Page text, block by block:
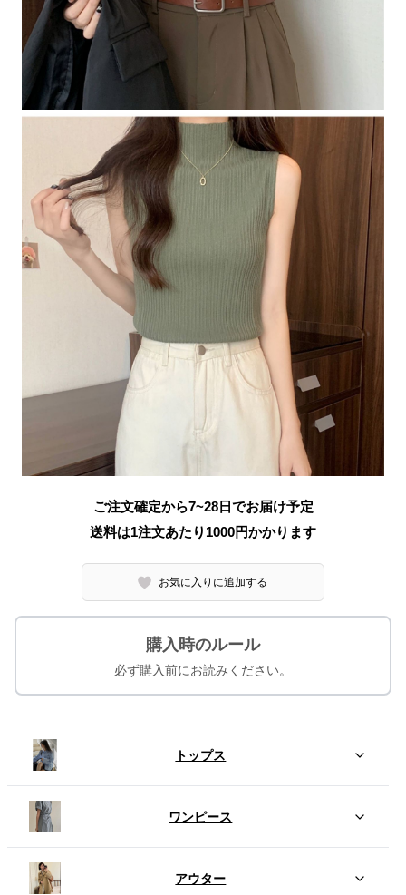
ご注文確定から7~28日でお届け予定
送料は1注文あたり 1000円かかります
お気に入りに追加する
購入時のルール
必ず購入前にお読みください。
トップス
ワンピース
アウター